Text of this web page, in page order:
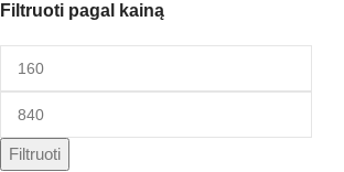
Filtruoti pagal kainą
Filtruoti